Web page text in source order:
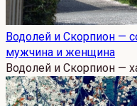
Водолей и Скорпион —
мужчина и женщина
Водолей и Скорпион —